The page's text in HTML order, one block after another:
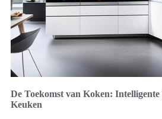
De Toekomst van Koken: Intelligente
Keuken